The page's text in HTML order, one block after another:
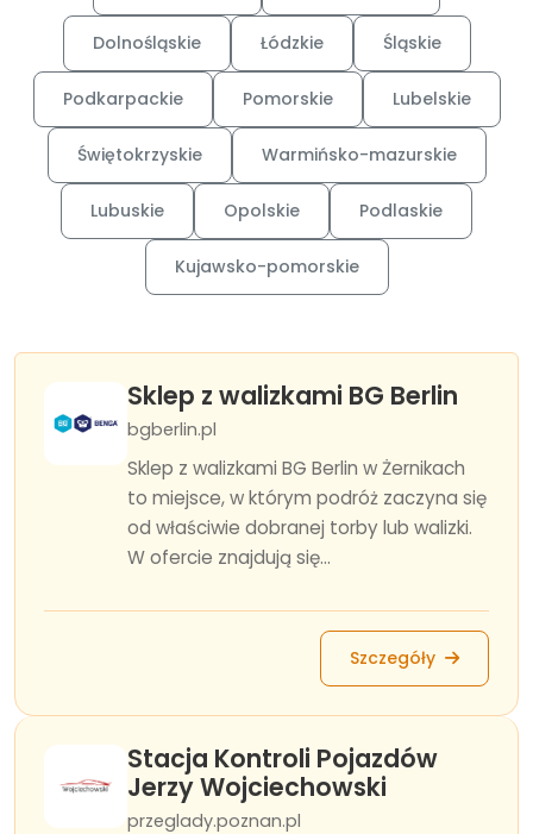
Dolnośląskie Łódzkie Śląskie
Podkarpackie Pomorskie Lubelskie
Świętokrzyskie Warmińsko-mazurskie
Lubuskie Opolskie Podlaskie
Kujawsko-pomorskie
Sklep z walizkami BG Berlin
bgberlin.pl
Sklep z walizkami BG Berlin w Żernikach
to miejsce, w którym podróż zaczyna się
od właściwie dobranej torby lub walizki.
W ofercie znajdują się...
Szczegóły
Stacja Kontroli Pojazdów
Jerzy Wojciechowski
przeglady.poznan.pl